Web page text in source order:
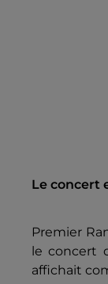
Le concert
Premier
le concert
affichait